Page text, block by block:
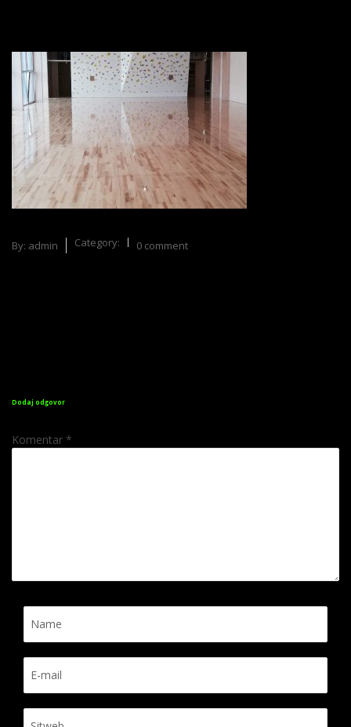
By: admin Category: 0 comment
Dodaj odgovor
Komentar *